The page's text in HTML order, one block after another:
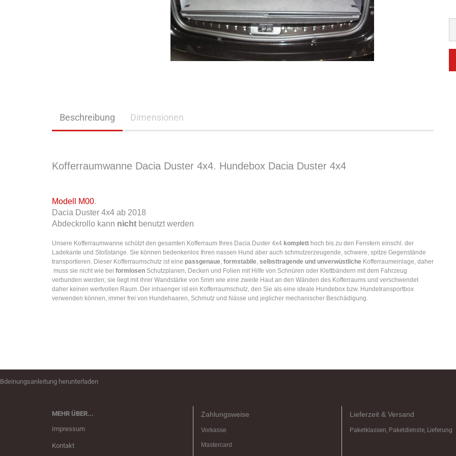
Beschreibung Dimensionen
Kofferraumwanne Dacia Duster 4x4. Hundebox Dacia Duster 4x4
Modell M00.
Dacia Duster 4x4 ab 2018
Abdeckrollo kann nicht benutzt werden
Unsere Kofferraumwanne schützt den gesamten Kofferraum Ihres Dacia Duster 4x4 komplett hoch bis zu den Fenstern einschl. der
Ladekante und Stoßstange. Sie können bedenkenlos Ihren nassen Hund aber auch schmutzerzeugende, schwere, spitze Gegenstände
transportieren. Dieser Kofferraumschutz ist eine passgenaue, formstabile, selbsttragende und unverwüstliche Kofferraumeinlage, daher
muss sie nicht wie bei formlosen Schutzplanen, Decken und Folien mit Hilfe von Schnüren oder Klettbändern mit dem Fahrzeug
verbunden werden; sie liegt mit ihrer Wandstärke von 5mm wie eine zweite Haut an den Wänden des Kofferraums und verschwendet
daher keinen wertvollen Raum. Der inhaenger ist ein Kofferraumschutz, den Sie als eine ideale Hundebox bzw. Hundetransportbox
verwenden können, immer frei von Hundehaaren, Schmutz und Nässe und jeglicher mechanischer Beschädigung.
Bdeinungsanleitung herunterladen
MEHR ÜBER...
Impressum
Kontakt
Zahlungsweise
Vorkasse
Mastercard
Lieferzeit & Versand
Paketklassen, Paketdienste, Lieferung